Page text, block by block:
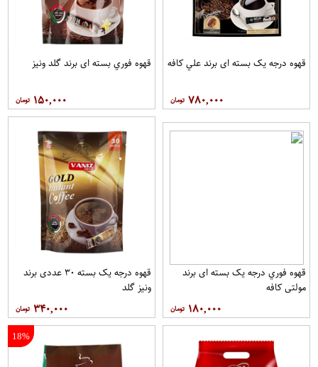
قهوه درجه یک بسته ای برند علي کافه
۷۸۰,۰۰۰
قهوه فوري بسته ای برند گلد ونيز
۱۵۰,۰۰۰
قهوه فوري درجه یک بسته ای برند
مولتي کافه
۱۸۰,۰۰۰
قهوه درجه یک بسته ۳۰ عددی برند
ونيز گلد
۳۴۰,۰۰۰
18%